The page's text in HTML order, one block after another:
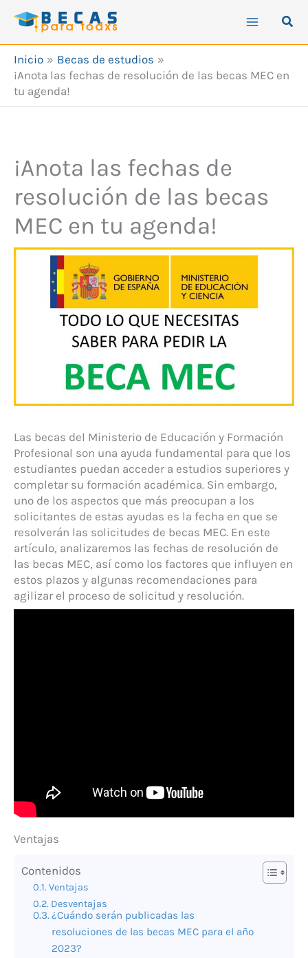
Inicio
Becas de estudios
¡Anota las fechas de resolución de las becas MEC en
tu agenda!
¡Anota las fechas de
resolución de las becas
MEC en tu agenda!
Las becas del Ministerio de Educación y Formación
Profesional son una ayuda fundamental para que los
estudiantes puedan acceder a estudios superiores y
completar su formación académica. Sin embargo,
uno de los aspectos que más preocupan a los
solicitantes de estas ayudas es la fecha en que se
resolverán las solicitudes de becas MEC. En este
artículo, analizaremos las fechas de resolución de
las becas MEC, así como los factores que influyen en
estos plazos y algunas recomendaciones para
agilizar el proceso de solicitud y resolución.
Ventajas
Contenidos
Ventajas
Desventajas
¿Cuándo serán publicadas las
resoluciones de las becas MEC para el año
2023?